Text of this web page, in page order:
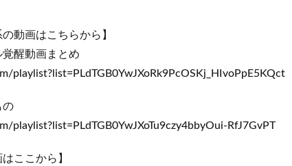
動画はこちらから】
醒動画まとめ
の
RfJ7GvPT
ここから】